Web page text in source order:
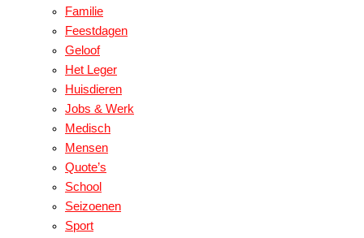
Familie
Feestdagen
Geloof
Het Leger
Huisdieren
Jobs & Werk
Medisch
Mensen
Quote’s
School
Seizoenen
Sport